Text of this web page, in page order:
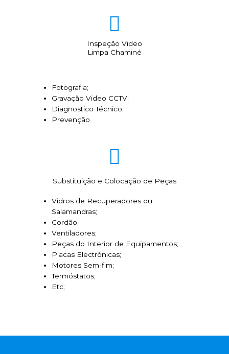
Inspeção Video
Limpa Chaminé
Fotografia;
Gravação Video CCTV;
Diagnostico Técnico;
Prevenção
Substituição e Colocação de Peças
Vidros de Recuperadores ou
Salamandras;
Cordão;
Ventiladores;
Peças do Interior de Equipamentos;
Placas Electrónicas;
Motores Sem-fim;
Termóstatos;
Etc;